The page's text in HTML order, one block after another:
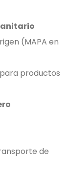
(MAPA en
para productos
de